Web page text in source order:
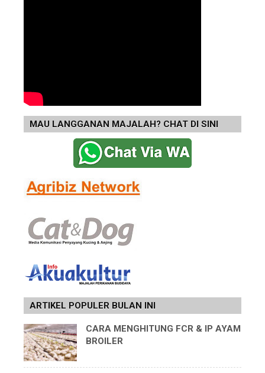
MAU LANGGANAN MAJALAH? CHAT DI SINI
ARTIKEL POPULER BULAN INI
CARA MENGHITUNG FCR & IP AYAM
BROILER